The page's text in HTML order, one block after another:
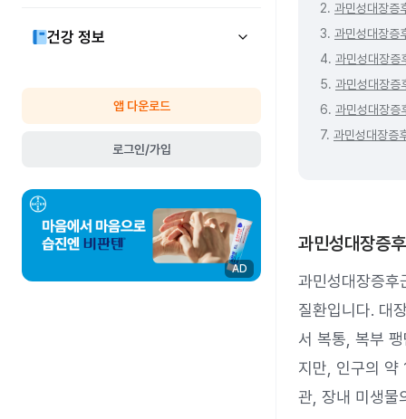
건강 정보
앱 다운로드
로그인/가입
AD
2. 과민성대장증
3. 과민성대장증
4. 과민성대장증
5. 과민성대장증
6. 과민성대장증
7. 과민성대장증
과민성대장증
과민성대장증후
질환입니다. 대
서 복통, 복부
지만, 인구의 약
관, 장내 미생물